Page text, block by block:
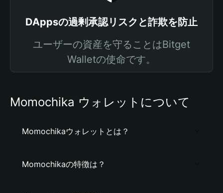
DAppsの過剰承認リスクと詐欺を防止
ユーザーの資産を守ることはBitget
Walletの使命です。
Momochika ウォレットについて
Momochikaウォレットとは？
Momochikaの特徴は？